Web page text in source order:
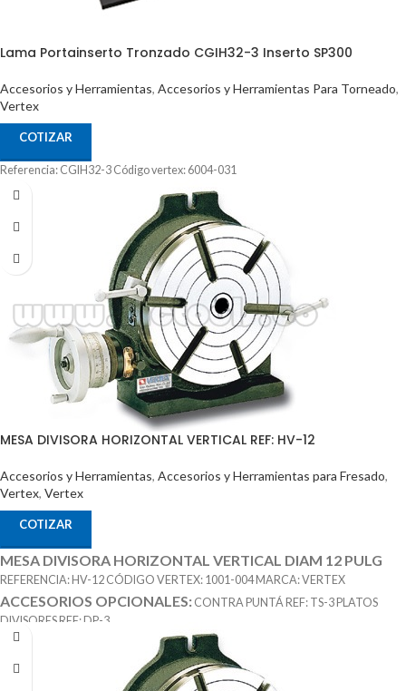
Lama Portainserto Tronzado CGIH32-3 Inserto SP300
Accesorios y Herramientas, Accesorios y Herramientas Para Torneado,
Vertex
COTIZAR
Referencia: CGIH32-3 Código vertex: 6004-031
MESA DIVISORA HORIZONTAL VERTICAL REF: HV-12
Accesorios y Herramientas, Accesorios y Herramientas para Fresado,
Vertex, Vertex
COTIZAR
MESA DIVISORA HORIZONTAL VERTICAL DIAM 12 PULG
REFERENCIA: HV-12 CÓDIGO VERTEX: 1001-004 MARCA: VERTEX
ACCESORIOS OPCIONALES: CONTRA PUNTÁ REF: TS-3 PLATOS
DIVISORES REF: DP-3